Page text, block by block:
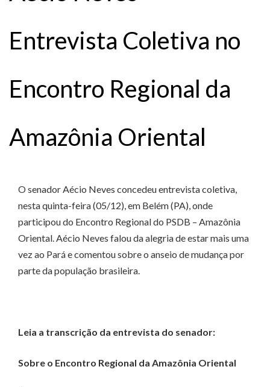
Entrevista Coletiva no
Encontro Regional da
Amazônia Oriental
O senador Aécio Neves concedeu entrevista coletiva,
nesta quinta-feira (05/12), em Belém (PA), onde
participou do Encontro Regional do PSDB – Amazônia
Oriental. Aécio Neves falou da alegria de estar mais uma
vez ao Pará e comentou sobre o anseio de mudança por
parte da população brasileira.
Leia a transcrição da entrevista do senador:
Sobre o Encontro Regional da Amazônia Oriental